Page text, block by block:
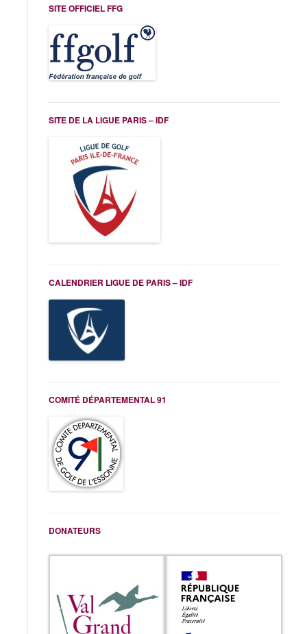
SITE OFFICIEL FFG
SITE DE LA LIGUE PARIS – IDF
CALENDRIER LIGUE DE PARIS – IDF
COMITÉ DÉPARTEMENTAL 91
DONATEURS